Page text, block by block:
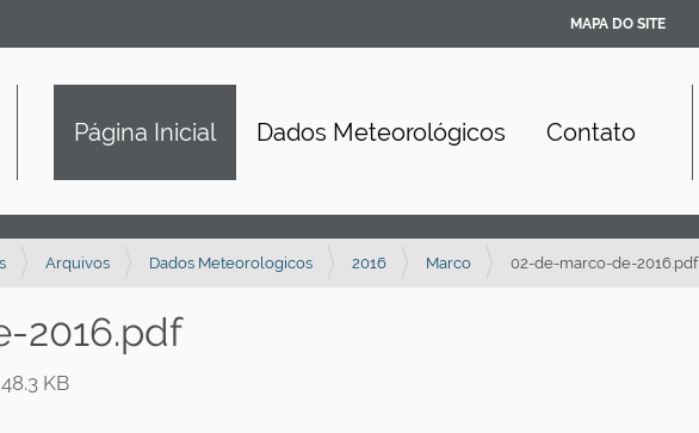
MAPA DO SITE
Página Inicial Dados Meteorológicos Contato
Arquivos Dados Meteorologicos 2016 Marco 02-de-marco-de-2016.pdf
2016.pdf
KB